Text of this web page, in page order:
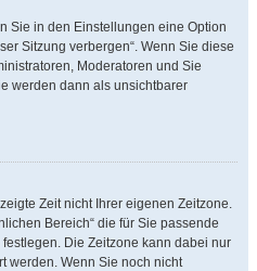
Sie in den Einstellungen eine Option
Sitzung verbergen“. Wenn Sie diese
Moderatoren und Sie
werden dann als unsichtbarer
Zeit nicht Ihrer eigenen Zeitzone.
Bereich“ die für Sie passende
Die Zeitzone kann dabei nur
werden. Wenn Sie noch nicht